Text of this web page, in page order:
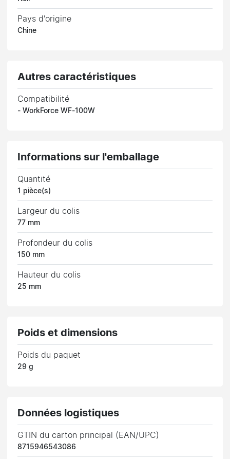
Pays d'origine
Chine
Autres caractéristiques
Compatibilité
- WorkForce WF-100W
Informations sur l'emballage
Quantité
1 pièce(s)
Largeur du colis
77 mm
Profondeur du colis
150 mm
Hauteur du colis
25 mm
Poids et dimensions
Poids du paquet
29 g
Données logistiques
GTIN du carton principal (EAN/UPC)
8715946543086